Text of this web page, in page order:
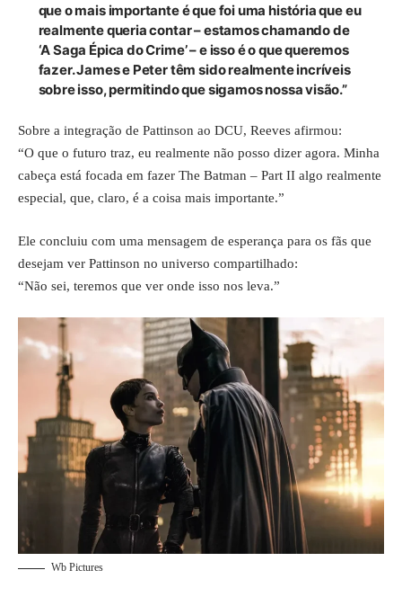
que o mais importante é que foi uma história que eu
realmente queria contar – estamos chamando de
‘A Saga Épica do Crime’ – e isso é o que queremos
fazer. James e Peter têm sido realmente incríveis
sobre isso, permitindo que sigamos nossa visão.”
Sobre a integração de Pattinson ao DCU, Reeves afirmou:
“O que o futuro traz, eu realmente não posso dizer agora. Minha
cabeça está focada em fazer The Batman – Part II algo realmente
especial, que, claro, é a coisa mais importante.”
Ele concluiu com uma mensagem de esperança para os fãs que
desejam ver Pattinson no universo compartilhado:
“Não sei, teremos que ver onde isso nos leva.”
Wb Pictures